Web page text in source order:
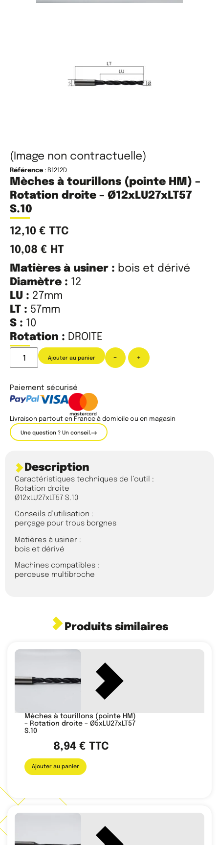
(Image non contractuelle)
Référence : B1212D
Mèches à tourillons (pointe HM) –
Rotation droite – Ø12xLU27xLT57
S.10
12,10 € TTC
10,08 € HT
Matières à usiner : bois et dérivé
Diamètre : 12
LU : 27mm
LT : 57mm
S : 10
Rotation : DROITE
- +
Ajouter au panier
Paiement sécurisé
Livraison partout en France à domicile ou en magasin
Une question ? Un conseil.
Description
Caractéristiques techniques de l’outil :
Rotation droite
Ø12xLU27xLT57 S.10
Conseils d’utilisation :
perçage pour trous borgnes
Matières à usiner :
bois et dérivé
Machines compatibles :
perceuse multibroche
Produits similaires
Mèches à tourillons (pointe HM)
– Rotation droite – Ø5xLU27xLT57
S.10
8,94€ TTC
Ajouter au panier